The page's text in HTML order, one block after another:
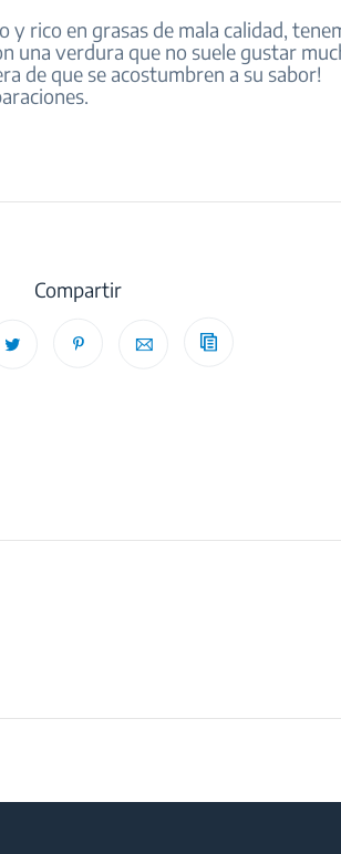
rico en grasas de mala calidad,
una verdura que no suele gustar
de que se acostumbren a su sabor!
Compartir